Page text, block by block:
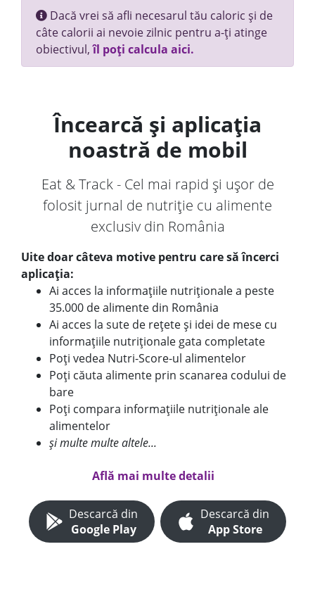
Dacă vrei să afli necesarul tău caloric și de
câte calorii ai nevoie zilnic pentru a-ți atinge
obiectivul,îl poți calcula aici.
Încearcă și aplicația
noastră de mobil
Eat & Track - Cel mai rapid și ușor de
folosit jurnal de nutriție cu alimente
exclusiv din România
Uite doar câteva motive pentru care să încerci
aplicația:
Ai acces la informațiile nutriționale a peste
35.000 de alimente din România
Ai acces la sute de rețete și idei de mese cu
informațiile nutriționale gata completate
Poți vedea Nutri-Score-ul alimentelor
Poți căuta alimente prin scanarea codului de
bare
Poți compara informațiile nutriționale ale
alimentelor
și multe multe altele...
Află mai multe detalii
Descarcă din
Google Play
Descarcă din
App Store